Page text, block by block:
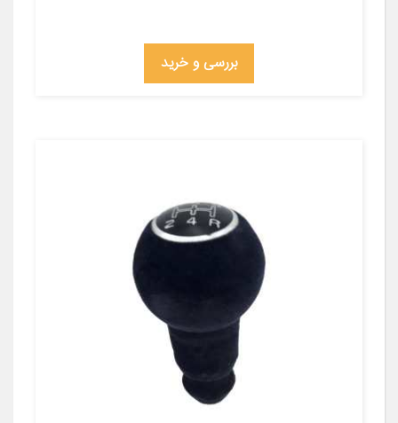
بررسی و خرید